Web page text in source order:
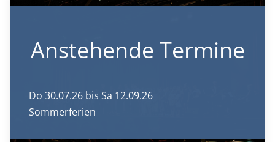
Anstehende Termine
Do 30.07.26 bis Sa 12.09.26
Sommerferien